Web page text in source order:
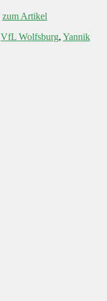
zum Artikel
VfL Wolfsburg, Yannik